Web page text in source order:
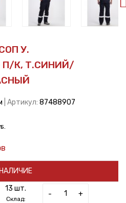
У.
П/К, Т.СИНИЙ/
| Артикул: 87488907
НАЛИЧИЕ
13 шт.
Склад:
- +